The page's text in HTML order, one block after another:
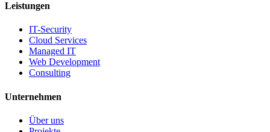
Leistungen
IT-Security
Cloud Services
Managed IT
Web Development
Consulting
Unternehmen
Über uns